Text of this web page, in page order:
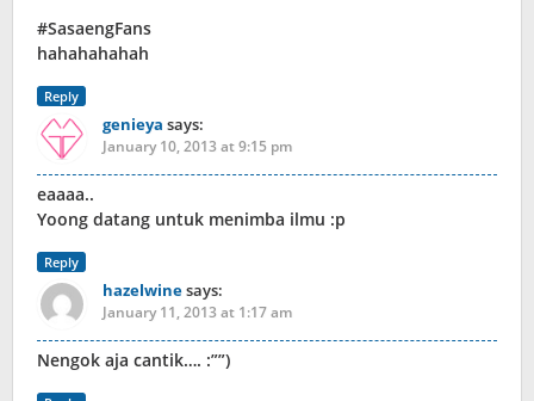
#SasaengFans
hahahahahah
Reply
genieya says:
January 10, 2013 at 9:15 pm
eaaaa..
Yoong datang untuk menimba ilmu :p
Reply
hazelwinesays:
January 11, 2013 at 1:17 am
Nengok aja cantik…. :””)